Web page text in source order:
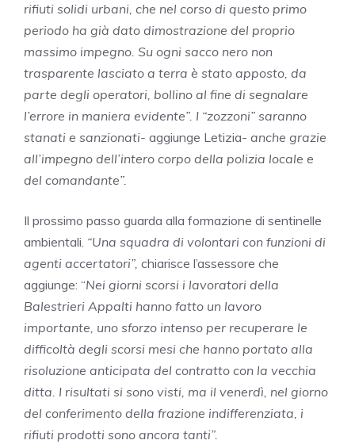
rifiuti solidi urbani, che nel corso di questo primo
periodo ha già dato dimostrazione del proprio
massimo impegno. Su ogni sacco nero non
trasparente lasciato a terra è stato apposto, da
parte degli operatori, bollino al fine di segnalare
l’errore in maniera evidente”. I “zozzoni” saranno
stanati e sanzionati- aggiunge Letizia- anche grazie
all’impegno dell’intero corpo della polizia locale e
del comandante”.
Il prossimo passo guarda alla formazione di sentinelle
ambientali. “Una squadra di volontari con funzioni di
agenti accertatori”, chiarisce l’assessore che
aggiunge: “Nei giorni scorsi i lavoratori della
Balestrieri Appalti hanno fatto un lavoro
importante, uno sforzo intenso per recuperare le
difficoltà degli scorsi mesi che hanno portato alla
risoluzione anticipata del contratto con la vecchia
ditta. I risultati si sono visti, ma il venerdì, nel giorno
del conferimento della frazione indifferenziata, i
rifiuti prodotti sono ancora tanti”.